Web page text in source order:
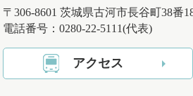
〒306-8601 茨城県古河市長谷町38番
電話番号：0280-22-5111(代表)
アクセス